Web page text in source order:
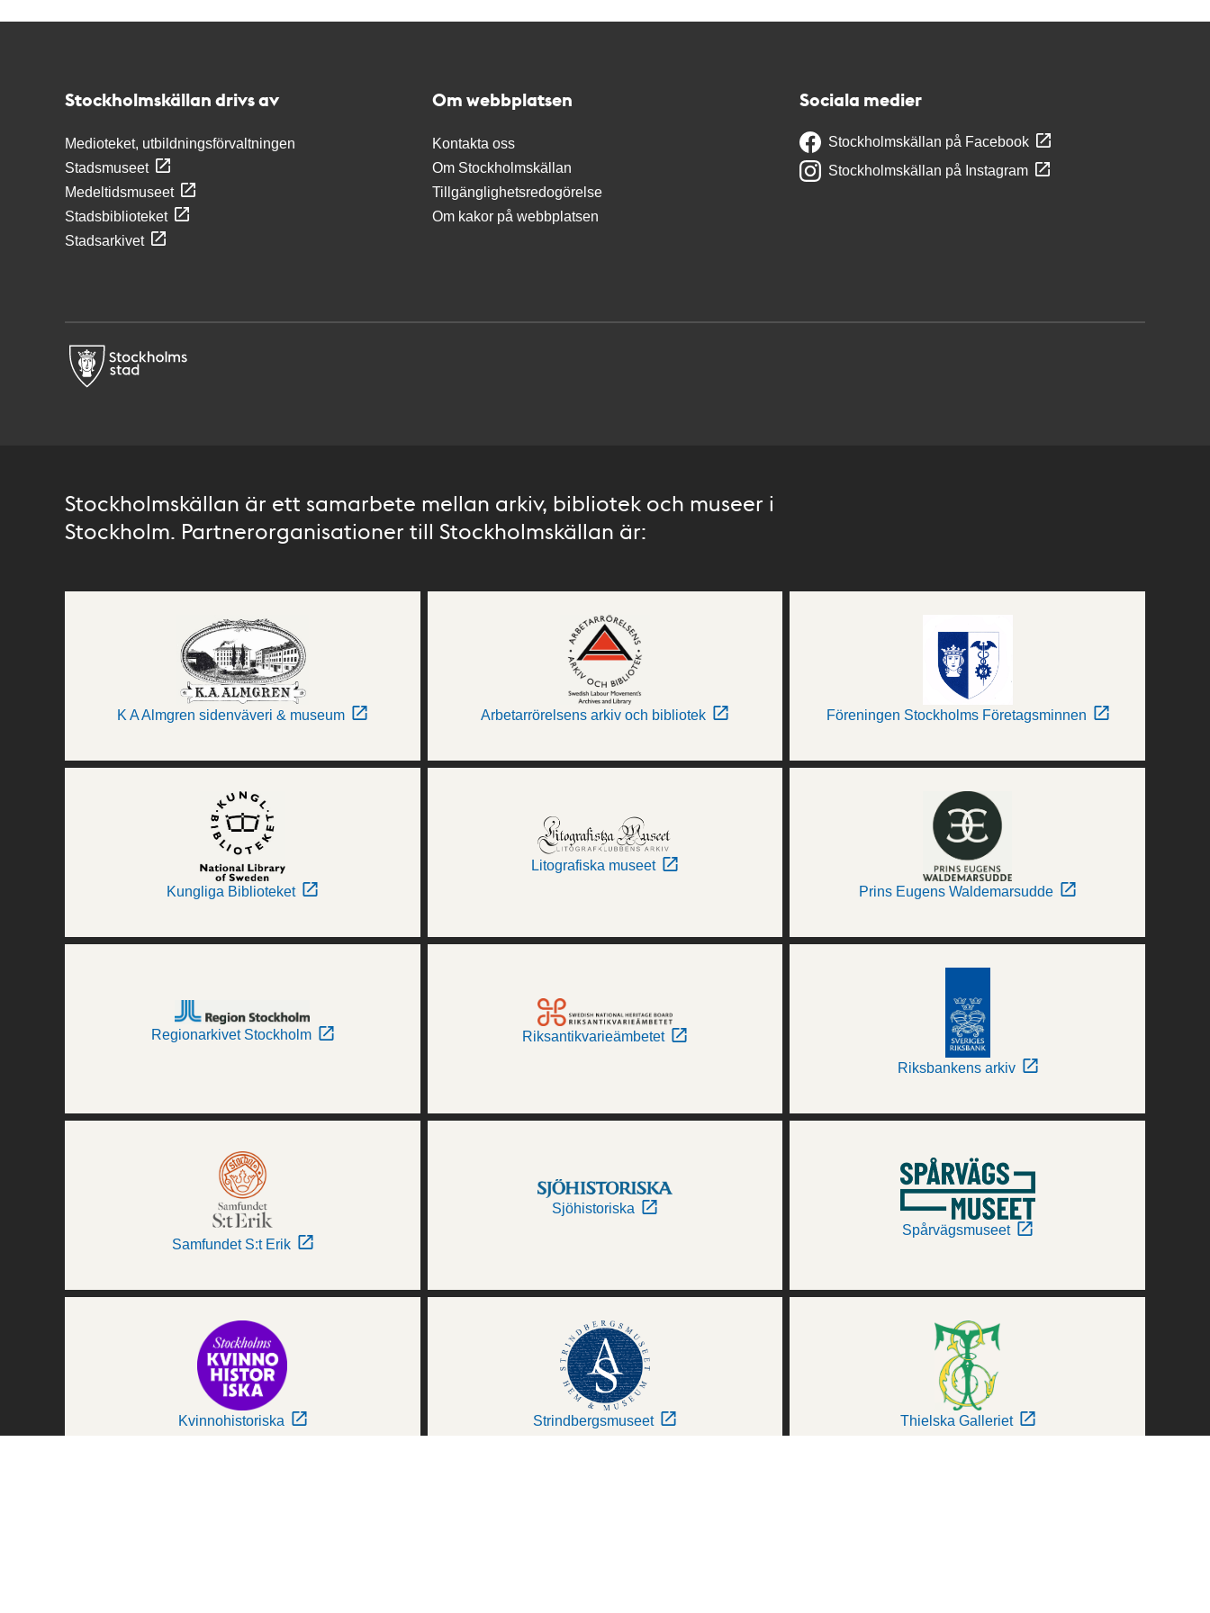
Stockholmskällan drivs av
Medioteket, utbildningsförvaltningen
Stadsmuseet
Medeltidsmuseet
Stadsbiblioteket
Stadsarkivet
Om webbplatsen
Kontakta oss
Om Stockholmskällan
Tillgänglighetsredogörelse
Om kakor på webbplatsen
Sociala medier
Stockholmskällan på Facebook
Stockholmskällan på Instagram
Stockholmskällan är ett samarbete mellan arkiv, bibliotek och museer i
Stockholm. Partnerorganisationer till Stockholmskällan är:
K A Almgren sidenväveri & museum Arbetarrörelsens arkiv och bibliotek Föreningen Stockholms Företagsminnen
Kungliga Biblioteket
Litografiska museet
Prins Eugens Waldemarsudde
Regionarkivet Stockholm Riksantikvarieämbetet
Riksbankens arkiv
Samfundet S:t Erik
Sjöhistoriska
Spårvägsmuseet
Kvinnohistoriska Strindbergsmuseet Thielska Galleriet